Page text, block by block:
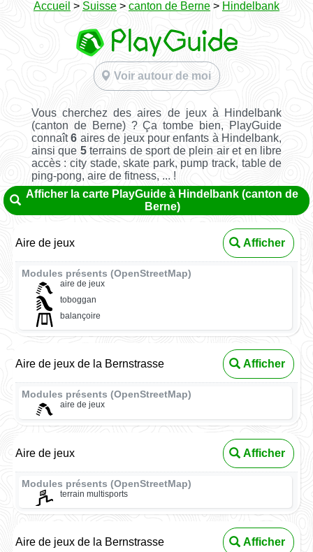
Accueil > Suisse > canton de Berne > Hindelbank
Voir autour de moi
Vous cherchez des aires de jeux à Hindelbank
(canton de Berne) ? Ça tombe bien, PlayGuide
connaît6 aires de jeux pour enfants à Hindelbank,
ainsi que 5terrains de sport de plein air et en libre
accès : city stade, skate park, pump track, table de
ping-pong, aire de fitness, ... !
Afficher la carte PlayGuide à Hindelbank (canton de
Berne)
Aire de jeux Afficher
Modules présents (OpenStreetMap)
aire de jeux
toboggan
balançoire
Aire de jeux de la Bernstrasse Afficher
Modules présents (OpenStreetMap)
aire de jeux
Aire de jeux Afficher
Modules présents (OpenStreetMap)
terrain multisports
Aire de jeux de la Bernstrasse Afficher